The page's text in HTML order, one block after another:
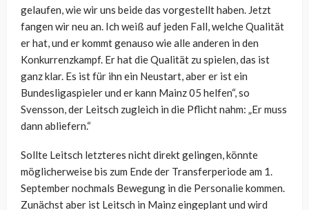
gelaufen, wie wir uns beide das vorgestellt haben. Jetzt
fangen wir neu an. Ich weiß auf jeden Fall, welche Qualität
er hat, und er kommt genauso wie alle anderen in den
Konkurrenzkampf. Er hat die Qualität zu spielen, das ist
ganz klar. Es ist für ihn ein Neustart, aber er ist ein
Bundesligaspieler und er kann Mainz 05 helfen“, so
Svensson, der Leitsch zugleich in die Pflicht nahm: „Er muss
dann abliefern.“
Sollte Leitsch letzteres nicht direkt gelingen, könnte
möglicherweise bis zum Ende der Transferperiode am 1.
September nochmals Bewegung in die Personalie kommen.
Zunächst aber ist Leitsch in Mainz eingeplant und wird